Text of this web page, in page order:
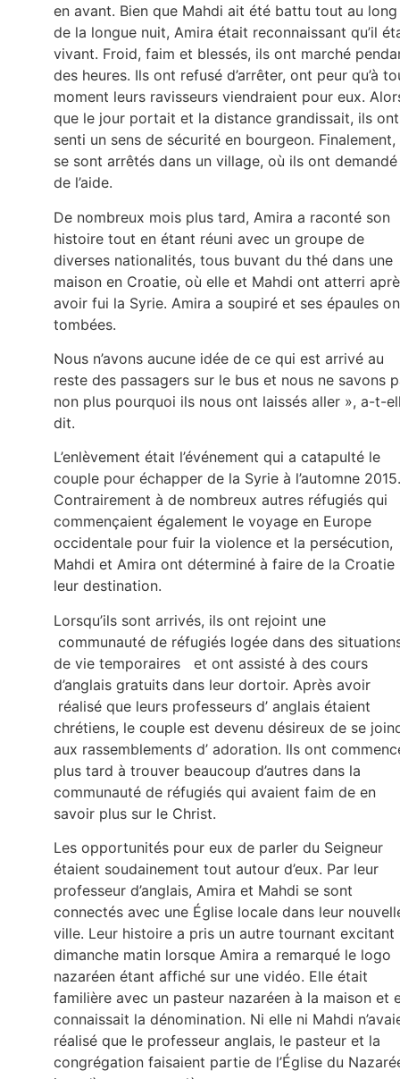
en avant. Bien que Mahdi ait été battu tout au long
de la longue nuit, Amira était reconnaissant qu’il
vivant. Froid, faim et blessés, ils ont marché
des heures. Ils ont refusé d’arrêter, ont peur qu’à
moment leurs ravisseurs viendraient pour eux.
que le jour portait et la distance grandissait, ils ont
senti un sens de sécurité en bourgeon. Finalement,
se sont arrêtés dans un village, où ils ont demandé
de l’aide.
De nombreux mois plus tard, Amira a raconté son
histoire tout en étant réuni avec un groupe de
diverses nationalités, tous buvant du thé dans une
maison en Croatie, où elle et Mahdi ont atterri
avoir fui la Syrie. Amira a soupiré et ses épaules
tombées.
Nous n’avons aucune idée de ce qui est arrivé au
reste des passagers sur le bus et nous ne savons
non plus pourquoi ils nous ont laissés aller », a-t-
dit.
L’enlèvement était l’événement qui a catapulté le
couple pour échapper de la Syrie à l’automne 2015.
Contrairement à de nombreux autres réfugiés qui
commençaient également le voyage en Europe
occidentale pour fuir la violence et la persécution,
Mahdi et Amira ont déterminé à faire de la Croatie
leur destination.
Lorsqu’ils sont arrivés, ils ont rejoint une
communauté de réfugiés logée dans des
de vie temporaires et ont assisté à des cours
d’anglais gratuits dans leur dortoir. Après avoir
réalisé que leurs professeurs d’ anglais étaient
chrétiens, le couple est devenu désireux de se
aux rassemblements d’ adoration. Ils ont
plus tard à trouver beaucoup d’autres dans la
communauté de réfugiés qui avaient faim de en
savoir plus sur le Christ.
Les opportunités pour eux de parler du Seigneur
étaient soudainement tout autour d’eux. Par leur
professeur d’anglais, Amira et Mahdi se sont
connectés avec une Église locale dans leur
ville. Leur histoire a pris un autre tournant excitant
dimanche matin lorsque Amira a remarqué le logo
nazaréen étant affiché sur une vidéo. Elle était
familière avec un pasteur nazaréen à la maison et
connaissait la dénomination. Ni elle ni Mahdi
réalisé que le professeur anglais, le pasteur et la
congrégation faisaient partie de l’Église du